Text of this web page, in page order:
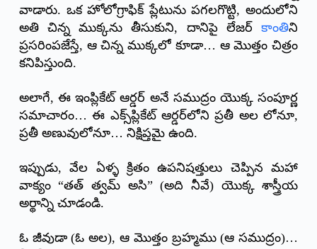
వాడారు. ఒక హోలోగ్రాఫిక్ ప్లేటును పగలగొట్టి, అందులోని
అతి చిన్న ముక్కను తీసుకుని, దానిపై లేజర్కాంతిని
ప్రసరింపజేస్తే, ఆ చిన్న ముక్కలో కూడా… ఆ మొత్తం చిత్రం
కనిపిస్తుంది.
అలాగే, ఈ ఇంప్లికేట్ ఆర్డర్ అనే సముద్రం యొక్క సంపూర్ణ
సమాచారం… ఈ ఎక్స్‌ప్లికేట్ ఆర్డర్‌లోని ప్రతీ అల లోనూ,
ప్రతీ అణువులోనూ… నిక్షిప్తమై ఉంది.
ఇప్పుడు, వేల ఏళ్ళ క్రితం ఉపనిషత్తులు చెప్పిన మహా
వాక్యం “తత్ త్వమ్ అసి” (అది నీవే) యొక్క శాస్త్రీయ
అర్థాన్ని చూడండి.
ఓ జీవుడా (ఓ అల), ఆ మొత్తం బ్రహ్మము (ఆ సముద్రం)…